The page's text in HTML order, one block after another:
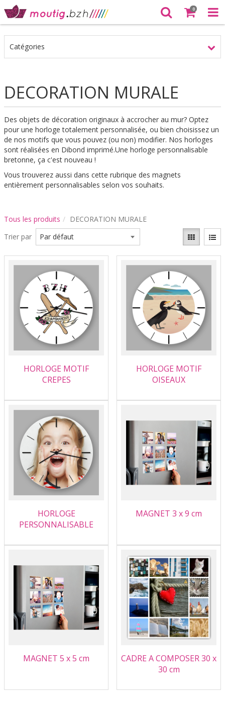
0
Catégories
DECORATION MURALE
Des objets de décoration originaux à accrocher au mur? Optez
pour une horloge totalement personnalisée, ou bien choisissez un
de nos motifs que vous pouvez (ou non) modifier. Nos horloges
sont réalisées en Dibond imprimé.Une horloge personnalisable
bretonne, ça c'est nouveau !
Vous trouverez aussi dans cette rubrique des magnets
entièrement personnalisables selon vos souhaits.
Tous les produits
DECORATION MURALE
Trier par
HORLOGE MOTIF
CREPES
HORLOGE MOTIF
OISEAUX
HORLOGE
PERSONNALISABLE
MAGNET 3 x 9 cm
MAGNET 5 x 5 cm
CADRE A COMPOSER 30 x
30 cm